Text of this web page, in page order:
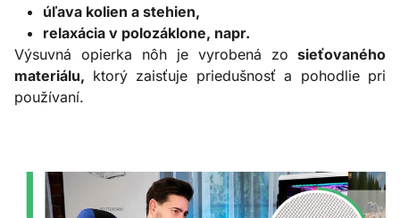
úľava kolien a stehien,
relaxácia v polozáklone, napr.
Výsuvná opierka nôh je vyrobená zo sieťovaného
materiálu, ktorý zaisťuje priedušnosť a pohodlie pri
používaní.